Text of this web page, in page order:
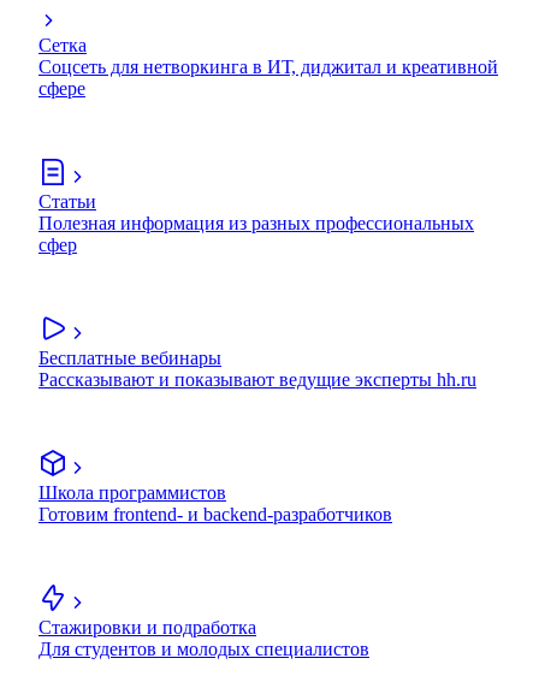
Сетка
Соцсеть для нетворкинга в ИТ, диджитал и креативной
сфере
Статьи
Полезная информация из разных профессиональных
сфер
Бесплатные вебинары
Рассказывают и показывают ведущие эксперты hh.ru
Школа программистов
Готовим frontend- и backend-разработчиков
Стажировки и подработка
Для студентов и молодых специалистов